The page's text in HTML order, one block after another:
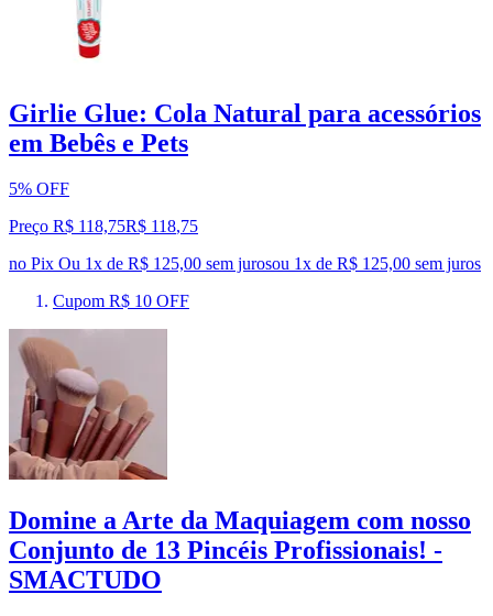
Girlie Glue: Cola Natural para acessórios
em Bebês e Pets
5% OFF
Preço R$ 118,75R$ 118,75
no Pix Ou 1x de R$ 125,00 sem jurosou 1x de R$ 125,00 sem juros
Cupom R$ 10 OFF
Domine a Arte da Maquiagem com nosso
Conjunto de 13 Pincéis Profissionais! -
SMACTUDO